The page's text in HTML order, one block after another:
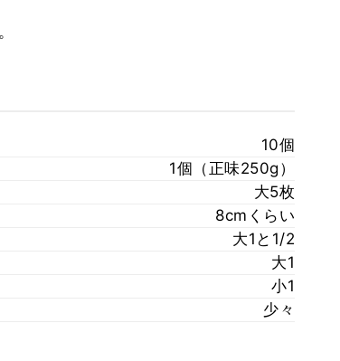
10個
1個（正味250g）
大5枚
8cmくらい
大1と1/2
大1
小1
少々